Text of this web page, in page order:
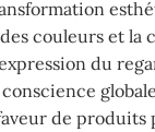
couleurs et la
du
de produits